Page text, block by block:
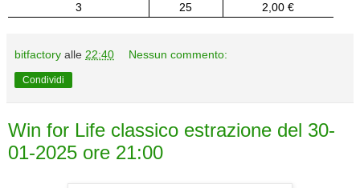
3
25 2,00 €
bitfactory alle 22:40 Nessun commento:
Condividi
Win for Life classico estrazione del 30-
01-2025 ore 21:00